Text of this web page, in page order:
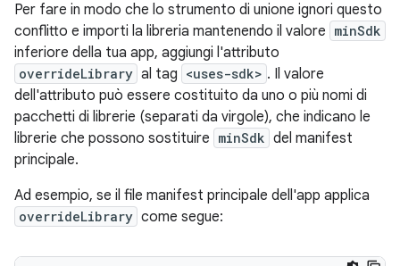
Per fare in modo che lo strumento di unione ignori questo
conflitto e importi la libreria mantenendo il valore minSdk
inferiore della tua app, aggiungi l'attributo
overrideLibrary al tag <uses-sdk> . Il valore
dell'attributo può essere costituito da uno o più nomi di
pacchetti di librerie (separati da virgole), che indicano le
librerie che possono sostituire minSdk del manifest
principale.
Ad esempio, se il file manifest principale dell'app applica
overrideLibrary come segue: